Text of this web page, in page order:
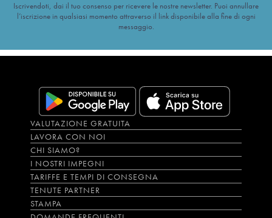
Iscrivendoti, dai il tuo consenso per ricevere le nostre newsletter. Puoi annullare
l’iscrizione in qualsiasi momento attraverso il link disponibile alla fine di ogni
messaggio.
VALUTAZIONE GRATUITA
LAVORA CON NOI
CHI SIAMO?
I NOSTRI IMPEGNI
TARIFFE E TEMPI DI CONSEGNA
TENUTE PARTNER
STAMPA